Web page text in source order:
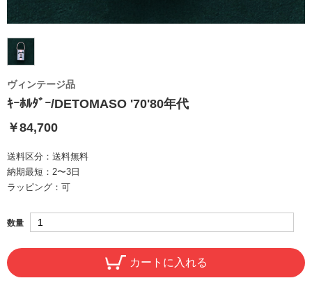
ヴィンテージ品
ｷｰﾎﾙﾀﾞｰ/DETOMASO '70'80年代
￥84,700
送料区分： 送料無料
納期最短： 2〜3日
ラッピング： 可
数量
カートに入れる